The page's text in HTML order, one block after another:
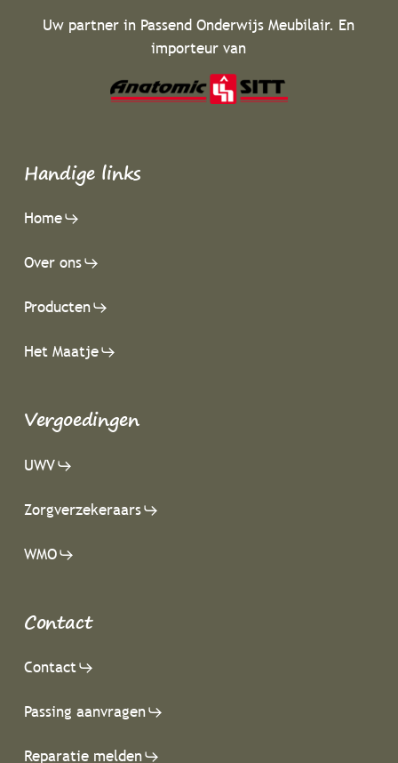
Uw partner in Passend Onderwijs Meubilair. En
importeur van
Handige links
Home
Over ons
Producten
Het Maatje
Vergoedingen
UWV
Zorgverzekeraars
WMO
Contact
Contact
Passing aanvragen
Reparatie melden